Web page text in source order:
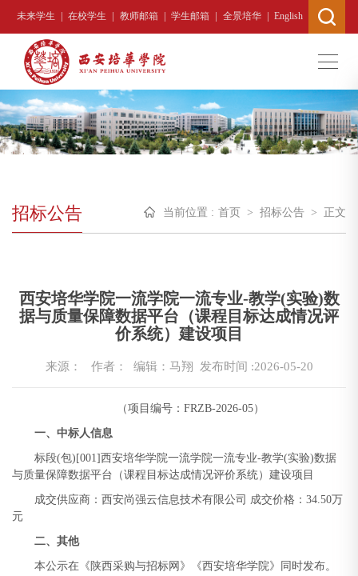
未来学生 | 在校学生 | 教师邮箱 | 学生邮箱 | 全景培华 | English
招标公告 当前位置 : 首页 > 招标公告 > 正文
西安培华学院一流学院一流专业-教学(实验)数
据与质量保障数据平台（课程目标达成情况评
价系统）建设项目
来源： 作者： 编辑：马翔 发布时间 :2026-05-20
（项目编号：FRZB-2026-05）
一、中标人信息
标段(包)[001]西安培华学院一流学院一流专业-教学(实验)数据
与质量保障数据平台（课程目标达成情况评价系统）建设项目
成交供应商：西安尚强云信息技术有限公司 成交价格：34.50万
元
二、其他
本公示在《陕西采购与招标网》《西安培华学院》同时发布。